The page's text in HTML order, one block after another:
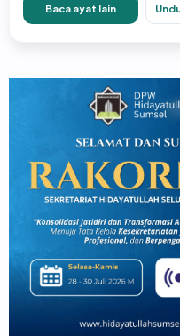
Baca ayat lain